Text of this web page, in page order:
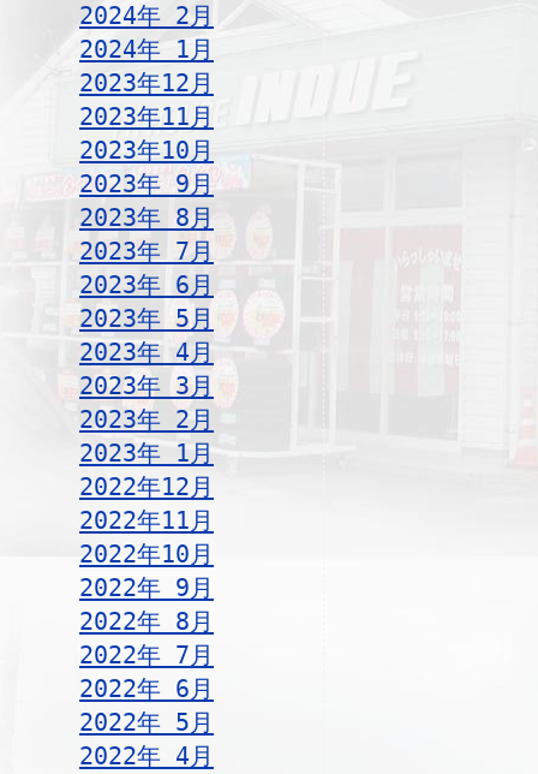
2024年 2月
2024年 1月
2023年12月
2023年11月
2023年10月
2023年 9月
2023年 8月
2023年 7月
2023年 6月
2023年 5月
2023年 4月
2023年 3月
2023年 2月
2023年 1月
2022年12月
2022年11月
2022年10月
2022年 9月
2022年 8月
2022年 7月
2022年 6月
2022年 5月
2022年 4月